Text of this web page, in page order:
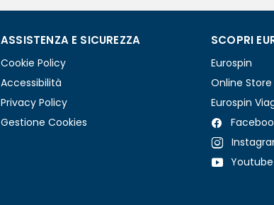
ASSISTENZA E SICUREZZA
Cookie Policy
Accessibilità
Privacy Policy
Gestione Cookies
SCOPRI
Eurospin
Online Store
Eurospin
Youtube